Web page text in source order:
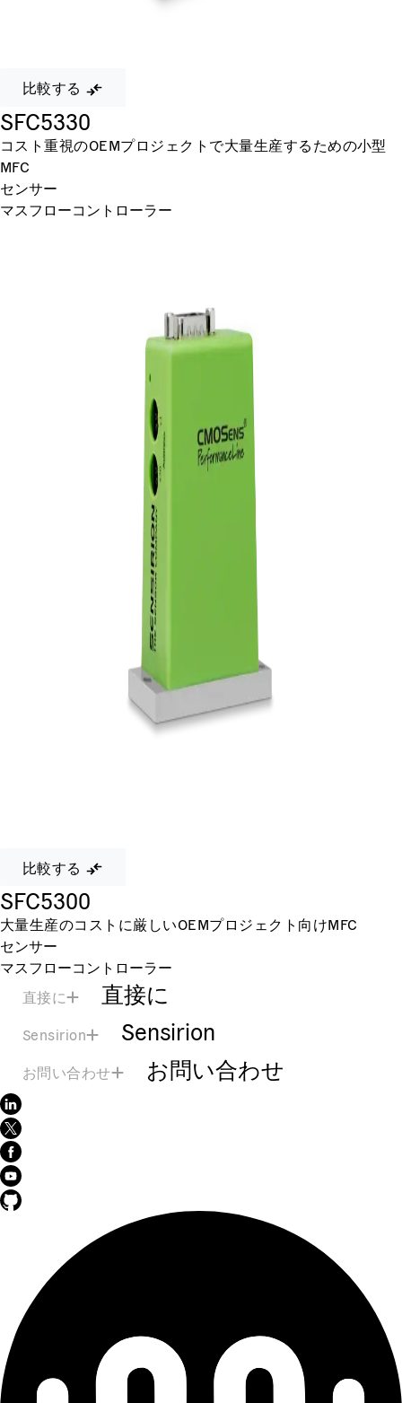
比較する
SFC5330
コスト重視のOEMプロジェクトで大量生産するための小型
MFC
センサー
マスフローコントローラー
比較する
SFC5300
大量生産のコストに厳しいOEMプロジェクト向けMFC
センサー
マスフローコントローラー
直接に
直接に
Sensirion Sensirion
お問い合わせ お問い合わせ